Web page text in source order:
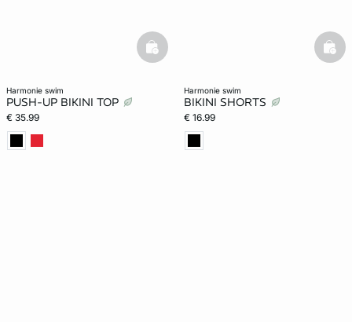
harmonie swim
PUSH-UP BIKINI TOP
€ 35.99
basketfull
harmonie swim
BIKINI SHORTS
€ 16.99